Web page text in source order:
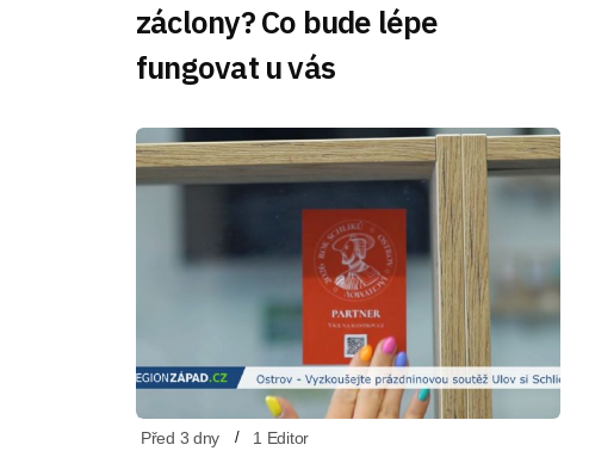
záclony? Co bude lépe
fungovat u vás
Před 3 dny 1 Editor